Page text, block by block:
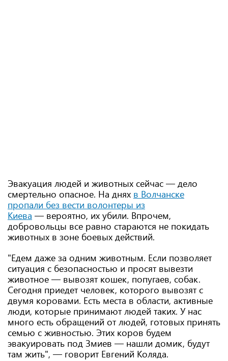
Эвакуация людей и животных сейчас — дело
смертельно опасное. На днях в Волчанске
пропали без вести волонтеры из
Киева — вероятно, их убили. Впрочем,
добровольцы все равно стараются не покидать
животных в зоне боевых действий.
"Едем даже за одним животным. Если позволяет
ситуация с безопасностью и просят вывезти
животное — вывозят кошек, попугаев, собак.
Сегодня приедет человек, которого вывозят с
двумя коровами. Есть места в области, активные
люди, которые принимают людей таких. У нас
много есть обращений от людей, готовых принять
семью с живностью. Этих коров будем
эвакуировать под Змиев — нашли домик, будут
там жить", — говорит Евгений Коляда.